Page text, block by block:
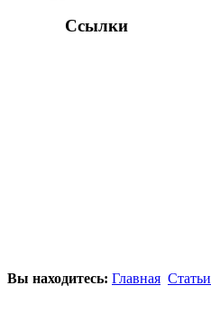
Ссылки
Вы находитесь: Главная Статьи